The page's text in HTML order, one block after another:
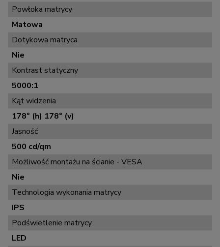
Powłoka matrycy
Matowa
Dotykowa matryca
Nie
Kontrast statyczny
5000:1
Kąt widzenia
178° (h) 178° (v)
Jasność
500 cd/qm
Możliwość montażu na ścianie - VESA
Nie
Technologia wykonania matrycy
IPS
Podświetlenie matrycy
LED